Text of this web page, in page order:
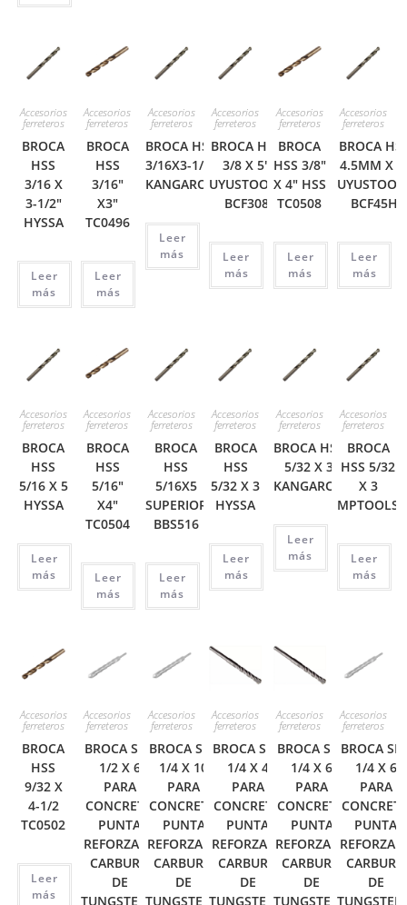
Accesorios
ferreteros
BROCA
HSS
3/16 X
3-1/2″
HYSSA
Leer
más
Accesorios
ferreteros
BROCA
HSS
3/16″
X3″
TC0496
Leer
más
Accesorios
ferreteros
BROCA HSS
3/16X3-1/2″
KANGAROO
Leer
más
Accesorios
ferreteros
BROCA HSS
3/8 X 5″
UYUSTOOLS
BCF308
Leer
más
Accesorios
ferreteros
BROCA
HSS 3/8″
X 4″ HSS
TC0508
Leer
más
Accesorios
ferreteros
BROCA
4.5MM X
BCF45H
Leer
más
Accesorios
ferreteros
BROCA
HSS
5/16 X 5
HYSSA
Leer
más
Accesorios
ferreteros
BROCA
HSS
5/16″
X4″
TC0504
Leer
más
Accesorios
ferreteros
BROCA
HSS
5/16X5
SUPERIOR
BBS516
Leer
más
Accesorios
ferreteros
BROCA
HSS
5/32 X 3
HYSSA
Leer
más
Accesorios
ferreteros
BROCA HSS
5/32 X 3
KANGAROO
Leer
más
Accesorios
ferreteros
BROCA
HSS 5/32
X 3
MPTOOLS
Leer
más
Accesorios
ferreteros
BROCA
HSS
9/32 X
4-1/2
TC0502
Leer
más
Accesorios
ferreteros
BROCA SDS
1/2 X 6
PARA
CONCRETO
PUNTA
REFORZADA
CARBURO
DE
TUNGSTENO
Accesorios
ferreteros
BROCA SDS
1/4 X 10
PARA
CONCRETO
PUNTA
REFORZADA
CARBURO
DE
TUNGSTENO
Accesorios
ferreteros
BROCA SDS
1/4 X 4
PARA
CONCRETO
PUNTA
REFORZADA
CARBURO
DE
TUNGSTENO
Accesorios
ferreteros
BROCA SDS
1/4 X 6
PARA
CONCRETO
PUNTA
REFORZADA
CARBURO
DE
TUNGSTENO
Accesorios
ferreteros
BROCA
1/4 X 6
PARA
PUNTA
CARBURO
DE